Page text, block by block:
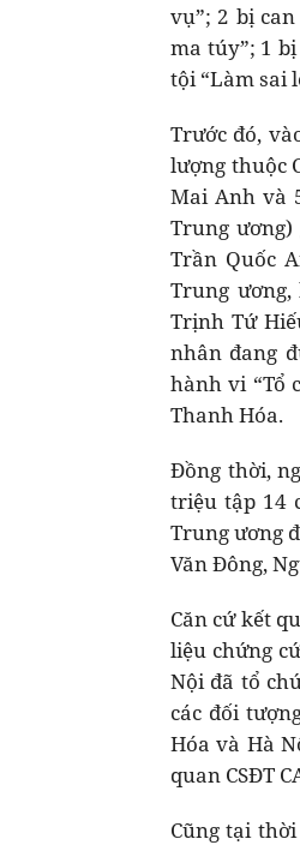
vụ”; 2 bị
ma túy”; 1
tội “Làm sai
Trước đó,
lượng thuộc
Mai Anh và
Trung
Trần Quốc
Trung
Trịnh Tứ
nhân đang
hành vi “Tổ
Thanh Hóa.
Đồng thời,
triệu tập 14
Trung ương
Văn Đông,
Căn cứ kết
liệu chứng
Nội đã tổ
các đối
Hóa và Hà
quan CSĐT
Cũng tại